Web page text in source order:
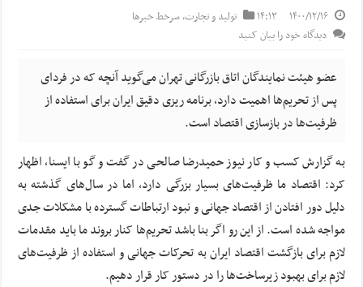
۱۴۰۰/۱۲/۱۶ ۱۴:۱۳ تولید و تجارت,سرخط خبرها
دیدگاه خود را بیان کنید
عضو هیئت نمایندگان اتاق بازرگانی تهران می‌گوید آنچه که در فردای
پس از تحریم‌ها اهمیت دارد، برنامه ریزی دقیق ایران برای استفاده از
ظرفیت‌ها در بازسازی اقتصاد است.
به گزارش کسب و کار نیوز حمیدرضا صالحی در گفت و گو با ایسنا، اظهار
کرد: اقتصاد ما ظرفیت‌های بسیار بزرگی دارد، اما در سال‌های گذشته به
دلیل دور افتادن از اقتصاد جهانی و نبود ارتباطات گسترده با مشکلات جدی
مواجه شده است. از این رو اگر بنا باشد تحریم‌ها کنار بروند ما باید مقدمات
لازم برای بازگشت اقتصاد ایران به تحرکات جهانی و استفاده از ظرفیت‌های
لازم برای بهبود زیرساخت‌ها را در دستور کار قرار دهیم.